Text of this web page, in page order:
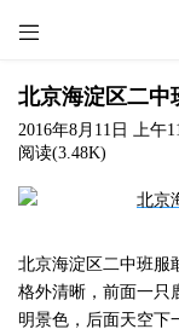

北京海淀区二中
2016年8月11日 上午
阅读(3.48K)
北京海淀区二中班服
格外清晰，前面一只
明景色，后面天空下